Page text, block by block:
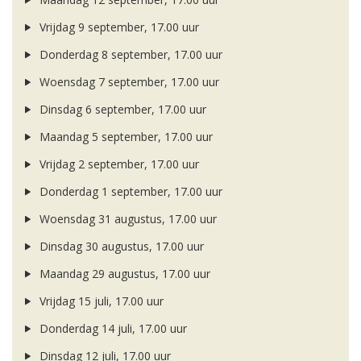
Vrijdag 9 september, 17.00 uur
Donderdag 8 september, 17.00 uur
Woensdag 7 september, 17.00 uur
Dinsdag 6 september, 17.00 uur
Maandag 5 september, 17.00 uur
Vrijdag 2 september, 17.00 uur
Donderdag 1 september, 17.00 uur
Woensdag 31 augustus, 17.00 uur
Dinsdag 30 augustus, 17.00 uur
Maandag 29 augustus, 17.00 uur
Vrijdag 15 juli, 17.00 uur
Donderdag 14 juli, 17.00 uur
Dinsdag 12 juli, 17.00 uur